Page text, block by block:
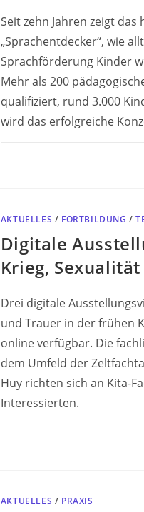
Seit zehn Jahren zeigt
„Sprachentdecker“, wie
Sprachförderung Kinder
Mehr als 200
qualifiziert, rund 3.000
wird das erfolgreiche
AKTUELLES / FORTBILDUNG /
Digitale
Krieg,
Drei digitale
und Trauer in der frühen
online verfügbar. Die
dem Umfeld der
Huy richten sich an Kita-
Interessierten.
AKTUELLES / PRAXIS